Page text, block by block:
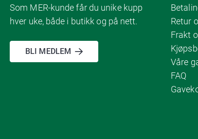
Som MER-kunde får du unike kupp
hver uke, både i butikk og på nett.
BLI MEDLEM
Retur
Frakt
Våre
FAQ